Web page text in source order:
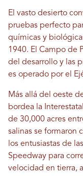
El vasto desierto
pruebas perfecto
químicas y
1940. El Campo de
del desarrollo y las
es operado por el
Más allá del oeste
bordea la
de 30,000 acres
salinas se formaron
los entusiastas de
Speedway para
velocidad en tierra,